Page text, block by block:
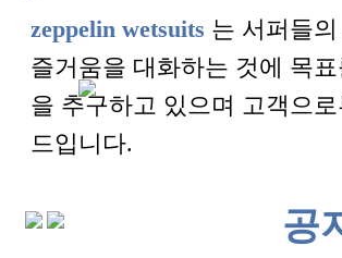
zeppelin wetsuits 는 서퍼들
즐거움을 대화하는 것에 목
을 추구하고 있으며 고객으로
드입니다.
공